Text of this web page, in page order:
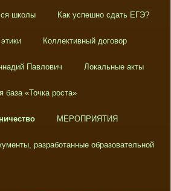
школы Как успешно сдать ЕГЭ?
Коллективный договор
Павлович Локальные акты
база «Точка роста»
МЕРОПРИЯТИЯ
разработанные образовательной